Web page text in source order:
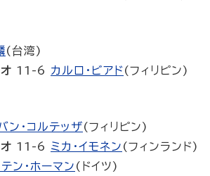
(台湾)
11-6 カルロ・ビアド (フィリピン)
ン・コルテッザ(フィリピン)
11-6 ミカ・イモネン (フィンランド)
テン・ホーマン (ドイツ)